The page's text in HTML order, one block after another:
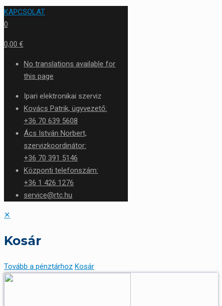
KAPCSOLAT
0
0,00 €
No translations available for
this page
Ipari elektronikai szerviz
Kovács Patrik, ügyvezető:
+36 70 639 5608
Ács István Norbert,
szervizkoordinátor:
+36 70 391 5146
Központi telefonszám:
+36 1 426 1276
service@rtc.hu
✕
Kosár
Tovább a pénztárhoz Kosár